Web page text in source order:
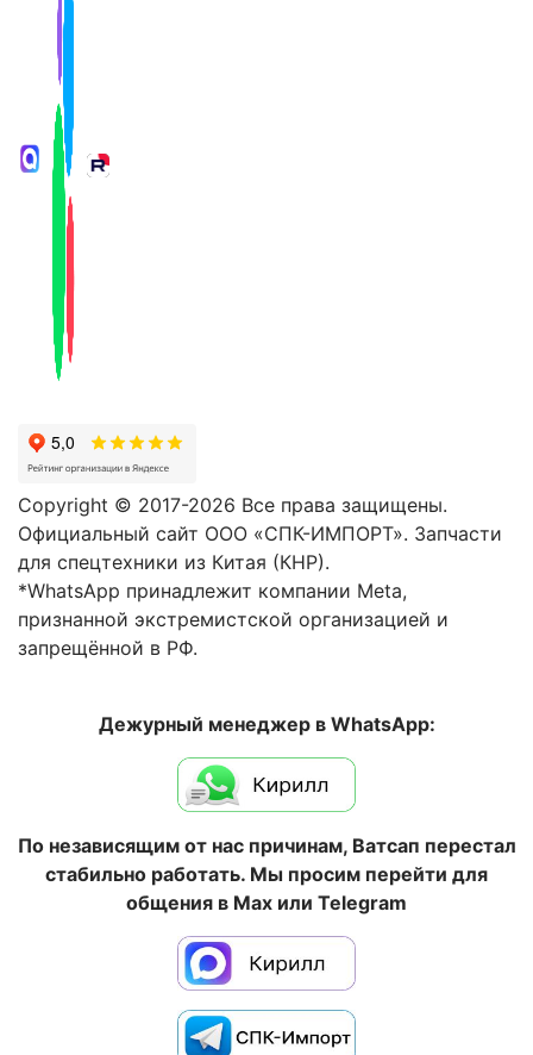
Copyright © 2017-2026 Все права защищены.
Официальный сайт ООО «СПК-ИМПОРТ». Запчасти
для спецтехники из Китая (КНР).
*WhatsApp принадлежит компании Meta,
признанной экстремистской организацией и
запрещённой в РФ.
Дежурный менеджер в WhatsApp:
По независящим от нас причинам, Ватсап перестал
стабильно работать. Мы просим перейти для
общения в Max или Telegram